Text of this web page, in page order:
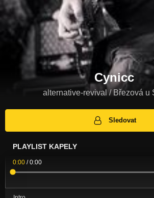
Cynicc
alternative-revival / Březová u
Sledovat
PLAYLIST KAPELY
0:00 /0:00